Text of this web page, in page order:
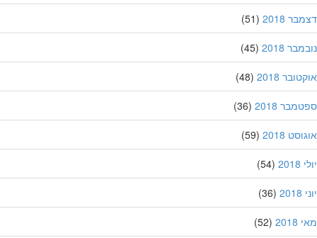
2018
(51)
2018
(45)
2018
(48)
2018
(36)
2018
(59)
(54)
(36)
(52)